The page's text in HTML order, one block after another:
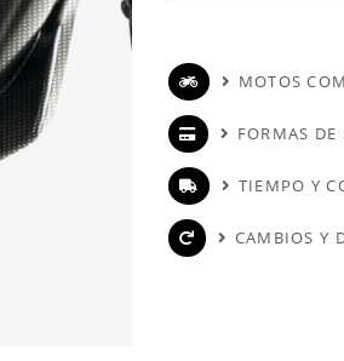
MOTOS
FORMAS DE
TIEMPO Y
CAMBIOS Y